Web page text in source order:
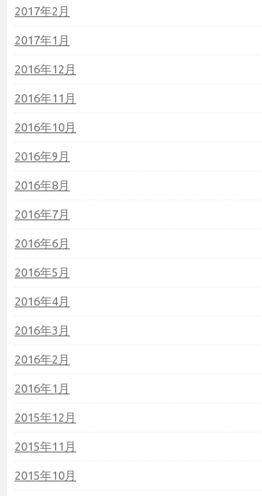
2017年2月
2017年1月
2016年12月
2016年11月
2016年10月
2016年9月
2016年8月
2016年7月
2016年6月
2016年5月
2016年4月
2016年3月
2016年2月
2016年1月
2015年12月
2015年11月
2015年10月